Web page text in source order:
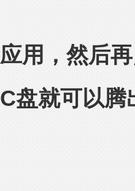
用，然后
盘就可以腾